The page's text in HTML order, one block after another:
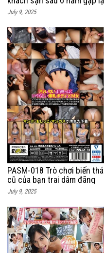
July 9, 2025
PASM-018 Trò chơi biến
cũ của bạn trai dâm đãng
July 9, 2025